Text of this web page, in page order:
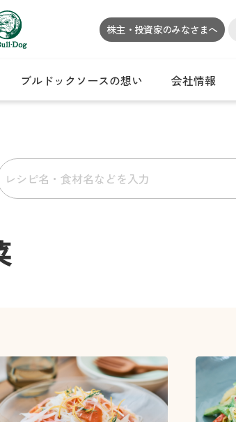
株主・投資家のみなさまへ
ブルドックソースの想い 会社情報